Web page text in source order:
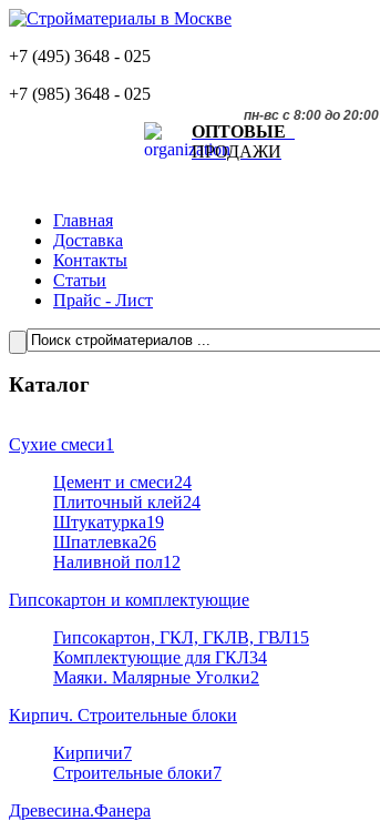
+7 (495) 3648 - 025
+7 (985) 3648 - 025
пн-вс с 8:00 до 20:00
ОПТОВЫЕ
ПРОДАЖИ
Главная
Доставка
Контакты
Статьи
Прайс - Лист
Каталог
Сухие смеси1
Цемент и смеси24
Плиточный клей24
Штукатурка19
Шпатлевка26
Наливной пол12
Гипсокартон и комплектующие
Гипсокартон, ГКЛ, ГКЛВ, ГВЛ15
Комплектующие для ГКЛ34
Маяки. Малярные Уголки2
Кирпич. Строительные блоки
Кирпичи7
Строительные блоки7
Древесина.Фанера